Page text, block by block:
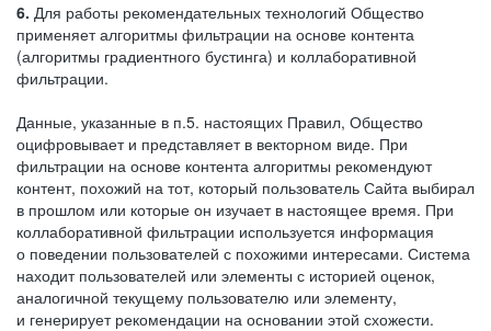
6. Для работы рекомендательных технологий Общество
применяет алгоритмы фильтрации на основе контента
(алгоритмы градиентного бустинга) и коллаборативной
фильтрации.
Данные, указанные в п.5. настоящих Правил, Общество
оцифровывает и представляет в векторном виде. При
фильтрации на основе контента алгоритмы рекомендуют
контент, похожий на тот, который пользователь Сайта выбирал
в прошлом или которые он изучает в настоящее время. При
коллаборативной фильтрации используется информация
о поведении пользователей с похожими интересами. Система
находит пользователей или элементы с историей оценок,
аналогичной текущему пользователю или элементу,
и генерирует рекомендации на основании этой схожести.